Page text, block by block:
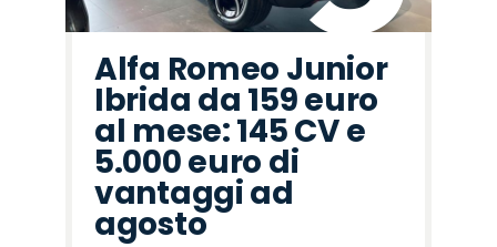
Alfa Romeo Junior
Ibrida da 159 euro
al mese: 145 CV e
5.000 euro di
vantaggi ad
agosto